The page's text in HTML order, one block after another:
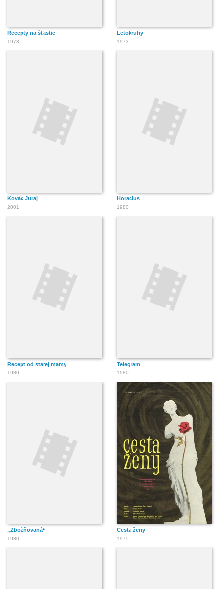
Recepty na šťastie
1978
Letokruhy
1973
Kováč Juraj
2001
Horacius
1980
Recept od starej mamy
1980
Telegram
1980
„Zbožňovaná“
1980
Cesta ženy
1975